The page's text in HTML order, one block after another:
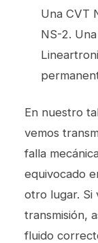
Una CVT
NS-2.
En nuestro
vemos
falla
equivocado
otro lugar. Si
transmisión,
fluido